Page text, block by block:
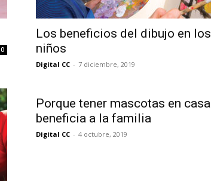
0
Los beneficios del dibujo en los
niños
Digital CC - 7 diciembre, 2019
Porque tener mascotas en casa
beneficia a la familia
Digital CC - 4 octubre, 2019